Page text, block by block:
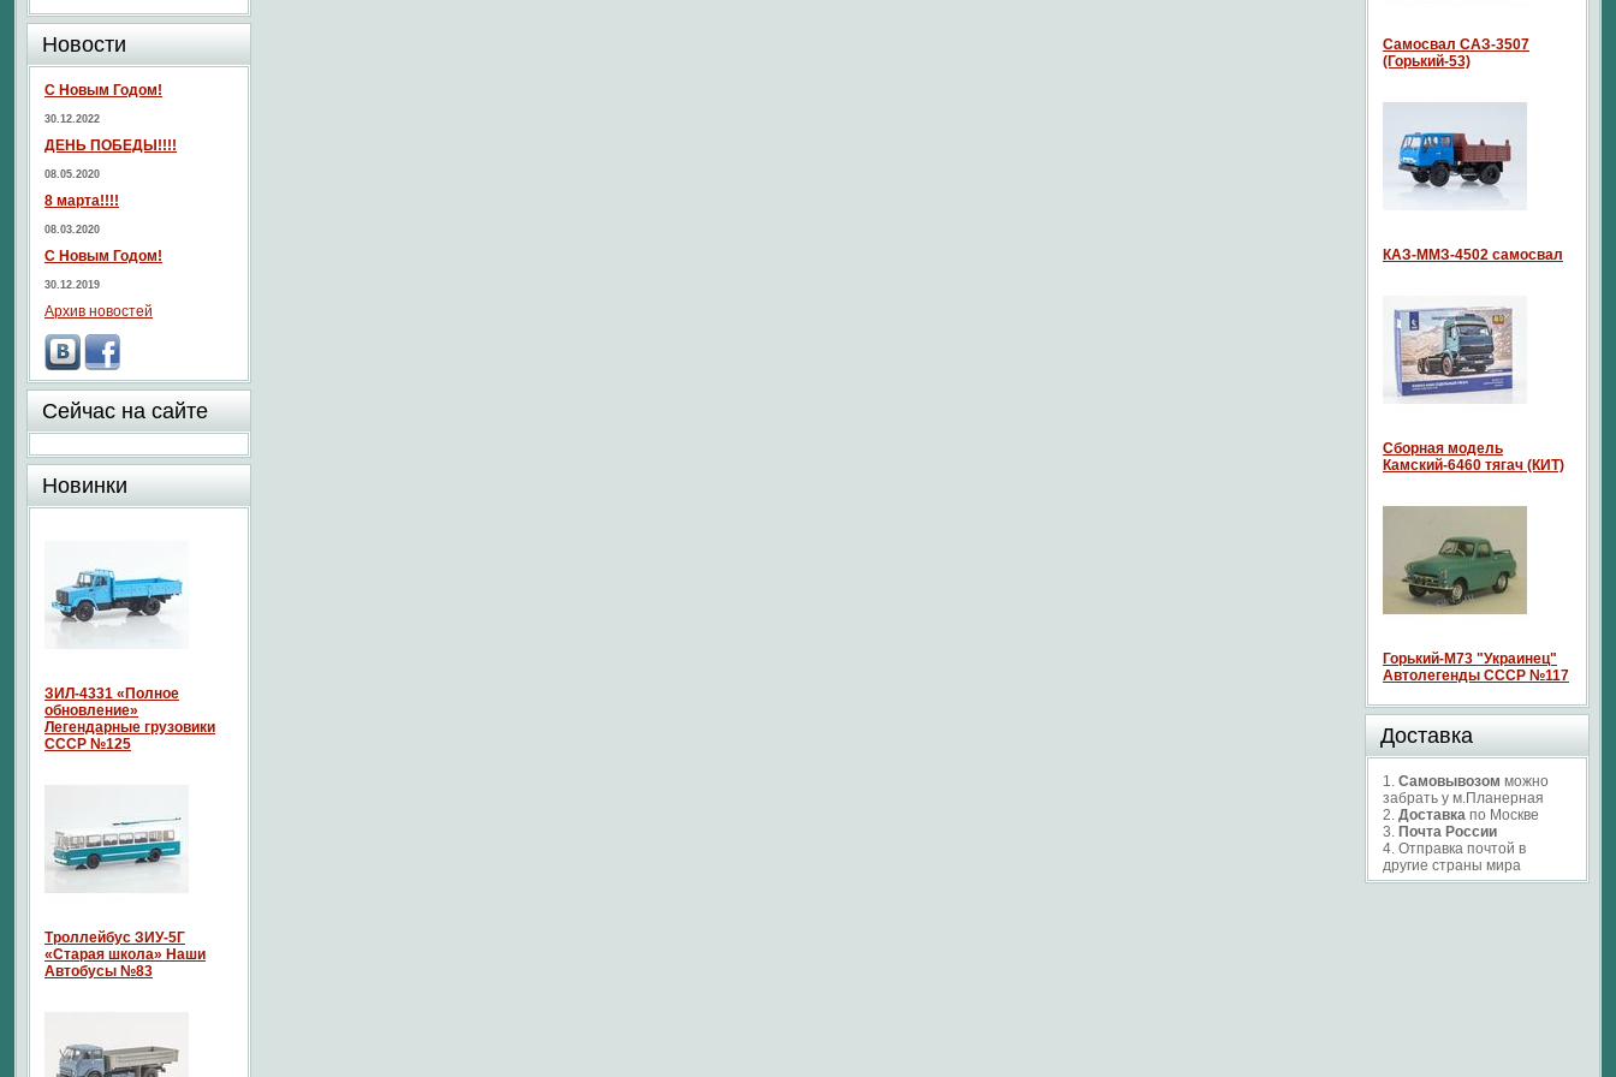
Новости
С Новым Годом!
30.12.2022
ДЕНЬ ПОБЕДЫ!!!!
08.05.2020
8 марта!!!!
08.03.2020
С Новым Годом!
30.12.2019
Архив новостей
Сейчас на сайте
Новинки
ЗИЛ-4331 «Полное
обновление»
Легендарные грузовики
СССР №125
Троллейбус ЗИУ-5Г
«Старая школа» Наши
Автобусы №83
Самосвал САЗ-3507
(Горький-53)
КАЗ-ММЗ-4502 самосвал
Сборная модель
Камский-6460 тягач (КИТ)
Горький-М73 "Украинец"
Автолегенды СССР №117
Доставка
1. Самовывозом можно
забрать у м.Планерная
2. Доставка по Москве
3. Почта России
4. Отправка почтой в
другие страны мира